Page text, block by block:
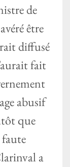
de
être
diffusé
fait
abusif
que
a